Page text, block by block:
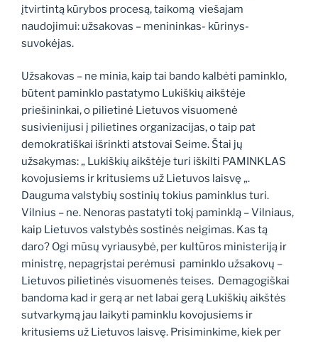
įtvirtintą kūrybos procesą, taikomą viešajam
naudojimui: užsakovas – menininkas- kūrinys-
suvokėjas.
Užsakovas – ne minia, kaip tai bando kalbėti paminklo,
būtent paminklo pastatymo Lukiškių aikštėje
priešininkai, o pilietinė Lietuvos visuomenė
susivienijusi į pilietines organizacijas, o taip pat
demokratiškai išrinkti atstovai Seime. Štai jų
užsakymas: „ Lukiškių aikštėje turi iškilti PAMINKLAS
kovojusiems ir kritusiems už Lietuvos laisvę „.
Dauguma valstybių sostinių tokius paminklus turi.
Vilnius – ne. Nenoras pastatyti tokį paminklą – Vilniaus,
kaip Lietuvos valstybės sostinės neigimas. Kas tą
daro? Ogi mūsų vyriausybė, per kultūros ministeriją ir
ministrę, nepagrįstai perėmusi paminklo užsakovų –
Lietuvos pilietinės visuomenės teises. Demagogiškai
bandoma kad ir gerą ar net labai gerą Lukiškių aikštės
sutvarkymą jau laikyti paminklu kovojusiems ir
kritusiems už Lietuvos laisvę. Prisiminkime, kiek per